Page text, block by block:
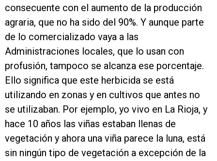
consecuente con el aumento de la producción
agraria, que no ha sido del 90%. Y aunque parte
de lo comercializado vaya a las
Administraciones locales, que lo usan con
profusión, tampoco se alcanza ese porcentaje.
Ello significa que este herbicida se está
utilizando en zonas y en cultivos que antes no
se utilizaban. Por ejemplo, yo vivo en La Rioja, y
hace 10 años las viñas estaban llenas de
vegetación y ahora una viña parece la luna, está
sin ningún tipo de vegetación a excepción de la